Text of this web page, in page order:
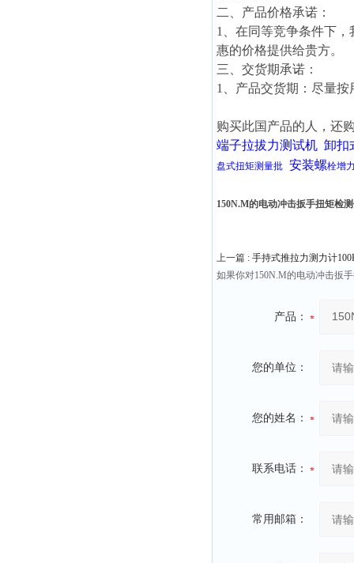
二、产品价格承诺：
1、在同等竞争条件下
惠的价格提供给贵方。
三、交货期承诺：
1、产品交货期：尽量
购买此国产品的人，还
端子拉拔力测试机 卸扣
盘式扭矩测量批 安装螺栓增
150N.M的电动冲击扳手扭矩检
上一篇 : 手持式推拉力测力计
如果你对150N.M的电动冲击扳
产品：
您的单位：
您的姓名：
联系电话：
常用邮箱：